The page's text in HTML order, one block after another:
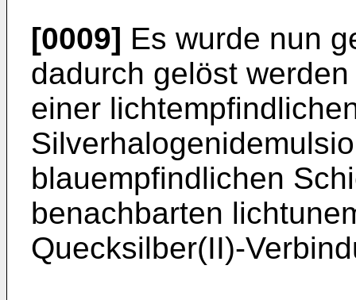
[0009] Es wurde nun
dadurch gelöst
einer
blau­empfindlichen
benachbarten
Quecksilber(II)-